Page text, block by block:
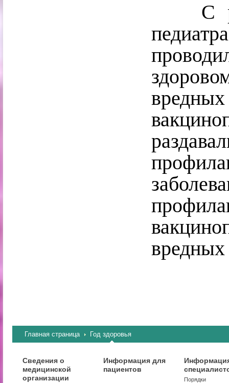
С
Главная страница Год здоровья
Сведения о
медицинской
организации
Информация для
пациентов
Порядки